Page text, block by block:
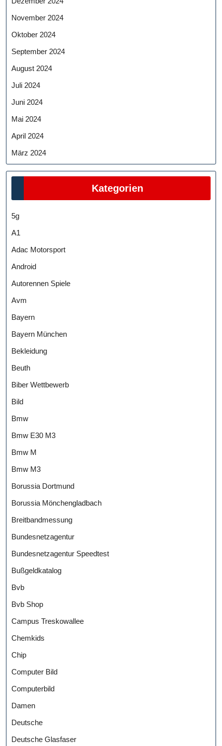
November 2024
Oktober 2024
September 2024
August 2024
Juli 2024
Juni 2024
Mai 2024
April 2024
März 2024
Kategorien
5g
A1
Adac Motorsport
Android
Autorennen Spiele
Avm
Bayern
Bayern München
Bekleidung
Beuth
Biber Wettbewerb
Bild
Bmw
Bmw E30 M3
Bmw M
Bmw M3
Borussia Dortmund
Borussia Mönchengladbach
Breitbandmessung
Bundesnetzagentur
Bundesnetzagentur Speedtest
Bußgeldkatalog
Bvb
Bvb Shop
Campus Treskowallee
Chemkids
Chip
Computer Bild
Computerbild
Damen
Deutsche
Deutsche Glasfaser